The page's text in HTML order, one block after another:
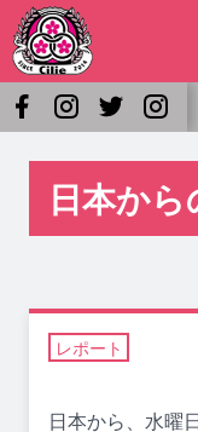
日本か
レポート
日本から、水曜